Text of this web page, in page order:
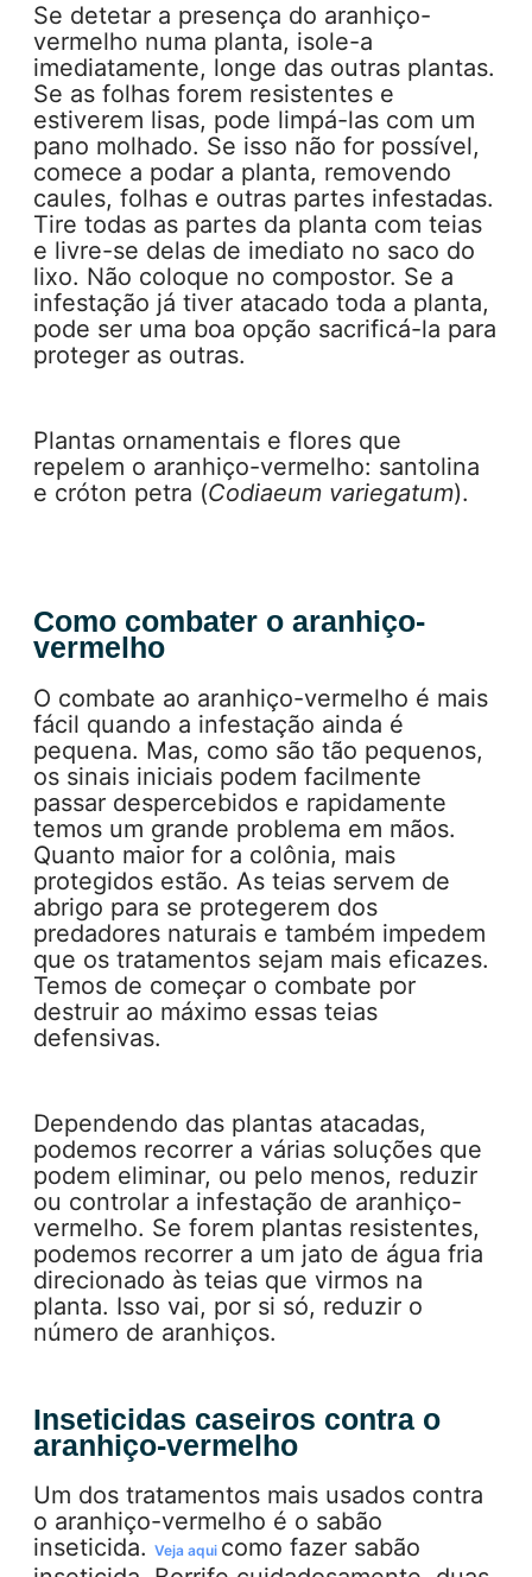
Se detetar a presença do aranhiço-
vermelho numa planta, isole-a
imediatamente, longe das outras plantas.
Se as folhas forem resistentes e
estiverem lisas, pode limpá-las com um
pano molhado. Se isso não for possível,
comece a podar a planta, removendo
caules, folhas e outras partes infestadas.
Tire todas as partes da planta com teias
e livre-se delas de imediato no saco do
lixo. Não coloque no compostor. Se a
infestação já tiver atacado toda a planta,
pode ser uma boa opção sacrificá-la para
proteger as outras.
Plantas ornamentais e flores que
repelem o aranhiço-vermelho: santolina
e cróton petra (Codiaeum variegatum).
Como combater o aranhiço-
vermelho
O combate ao aranhiço-vermelho é mais
fácil quando a infestação ainda é
pequena. Mas, como são tão pequenos,
os sinais iniciais podem facilmente
passar despercebidos e rapidamente
temos um grande problema em mãos.
Quanto maior for a colônia, mais
protegidos estão. As teias servem de
abrigo para se protegerem dos
predadores naturais e também impedem
que os tratamentos sejam mais eficazes.
Temos de começar o combate por
destruir ao máximo essas teias
defensivas.
Dependendo das plantas atacadas,
podemos recorrer a várias soluções que
podem eliminar, ou pelo menos, reduzir
ou controlar a infestação de aranhiço-
vermelho. Se forem plantas resistentes,
podemos recorrer a um jato de água fria
direcionado às teias que virmos na
planta. Isso vai, por si só, reduzir o
número de aranhiços.
Inseticidas caseiros contra o
aranhiço-vermelho
Um dos tratamentos mais usados contra
o aranhiço-vermelho é o sabão
inseticida. Veja aqui como fazer sabão